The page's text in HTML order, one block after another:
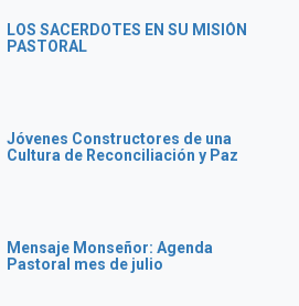
LOS SACERDOTES EN SU MISIÓN
PASTORAL
Jóvenes Constructores de una
Cultura de Reconciliación y Paz
Mensaje Monseñor: Agenda
Pastoral mes de julio